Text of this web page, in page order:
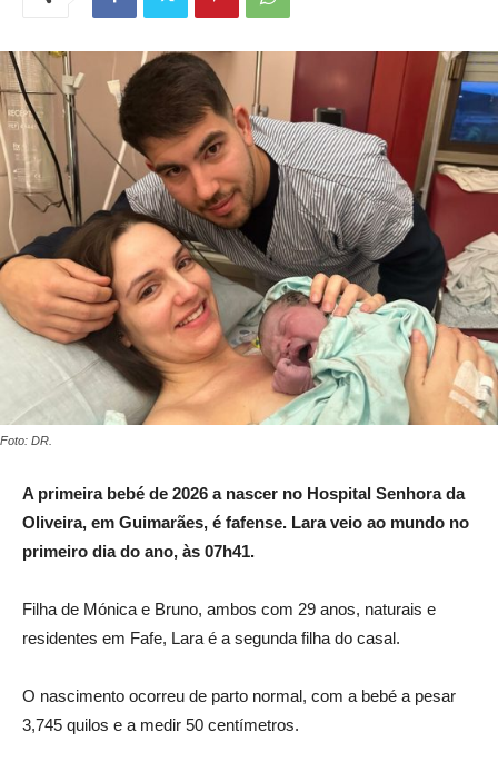
Foto: DR.
A primeira bebé de 2026 a nascer no Hospital Senhora da
Oliveira, em Guimarães, é fafense. Lara veio ao mundo no
primeiro dia do ano, às 07h41.
Filha de Mónica e Bruno, ambos com 29 anos, naturais e
residentes em Fafe, Lara é a segunda filha do casal.
O nascimento ocorreu de parto normal, com a bebé a pesar
3,745 quilos e a medir 50 centímetros.